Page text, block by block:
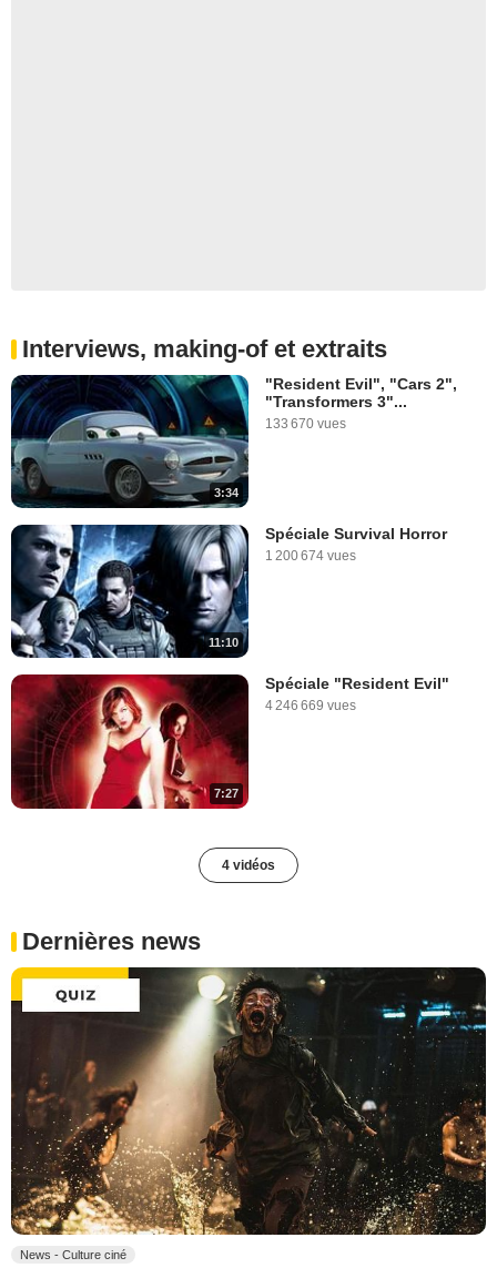
Interviews, making-of et extraits
3:34
"Resident Evil", "Cars 2",
"Transformers 3"...
133 670 vues
11:10
Spéciale Survival Horror
1 200 674 vues
7:27
Spéciale "Resident Evil"
4 246 669 vues
4 vidéos
Dernières news
News - Culture ciné